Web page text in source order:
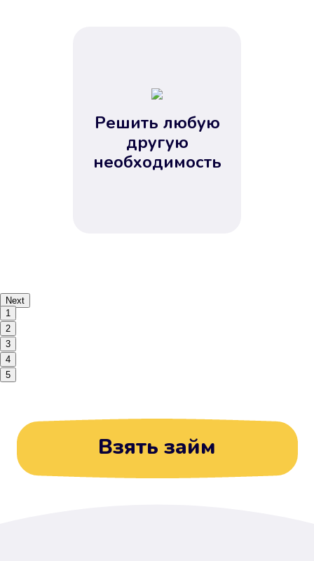
Решить любую
другую
необходимость
Next
1
2
3
4
5
Взять займ